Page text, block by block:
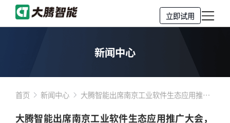
立即试用
新闻中心
首页 新闻中心
大腾智能出席南京工业软件生态应用推广
大腾智能出席南京工业软件生态应用推广大会，